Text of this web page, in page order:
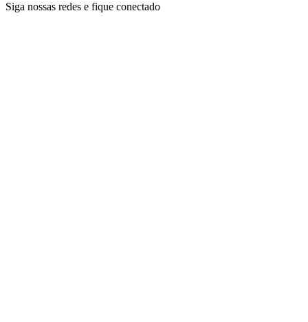
Siga nossas redes e fique conectado